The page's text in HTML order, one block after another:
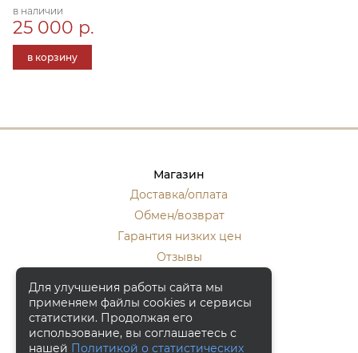
в наличии
25 000 р.
в корзину
Магазин
Доставка/оплата
Обмен/возврат
Гарантия низких цен
Отзывы
Контакты
Москва, ул. Кулакова 20, к.1.
Для улучшения работы сайта мы
применяем файлы cookies и сервисы
статистики. Продолжая его
использование, вы соглашаетесь с
нашей Политикой о статистических